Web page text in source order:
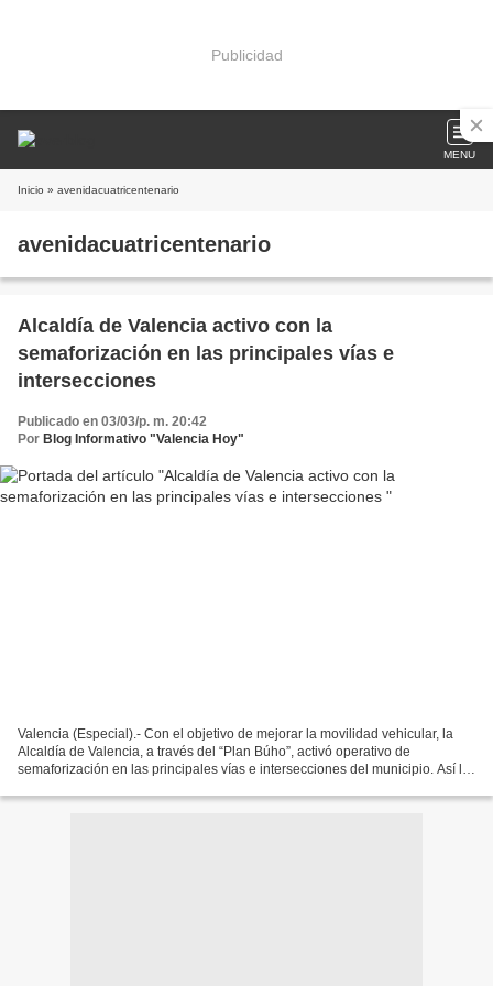
Publicidad
MENU
Inicio » avenidacuatricentenario
avenidacuatricentenario
Alcaldía de Valencia activo con la
semaforización en las principales vías e
intersecciones
Publicado en 03/03/p. m. 20:42
Por Blog Informativo "Valencia Hoy"
Valencia (Especial).- Con el objetivo de mejorar la movilidad vehicular, la
Alcaldía de Valencia, a través del “Plan Búho”, activó operativo de
semaforización en las principales vías e intersecciones del municipio. Así lo